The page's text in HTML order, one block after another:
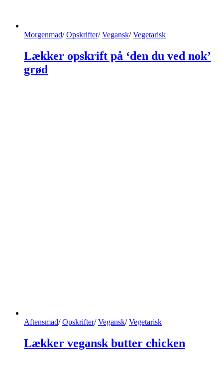
Morgenmad/ Opskrifter/ Vegansk/ Vegetarisk
Lækker opskrift på ‘den du ved nok’
grød
Aftensmad/ Opskrifter/ Vegansk/ Vegetarisk
Lækker vegansk butter chicken